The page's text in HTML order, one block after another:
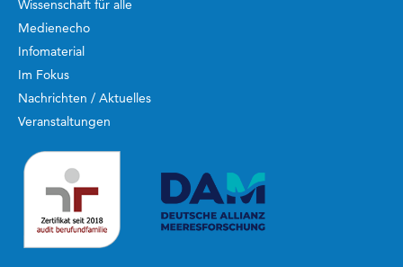
Wissenschaft für alle
Medienecho
Infomaterial
Im Fokus
Nachrichten / Aktuelles
Veranstaltungen